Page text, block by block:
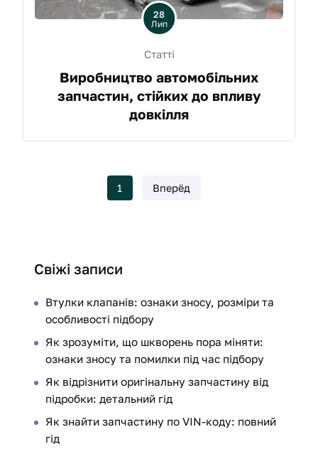
28
Лип
Статті
Виробництво автомобільних
запчастин, стійких до впливу
довкілля
1 Вперёд
Свіжі записи
Втулки клапанів: ознаки зносу, розміри та
особливості підбору
Як зрозуміти, що шкворень пора міняти:
ознаки зносу та помилки під час підбору
Як відрізнити оригінальну запчастину від
підробки: детальний гід
Як знайти запчастину по VIN-коду: повний
гід